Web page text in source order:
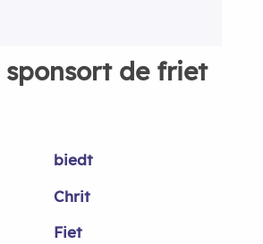
sponsort de friet
biedt
Chrit
Fiet